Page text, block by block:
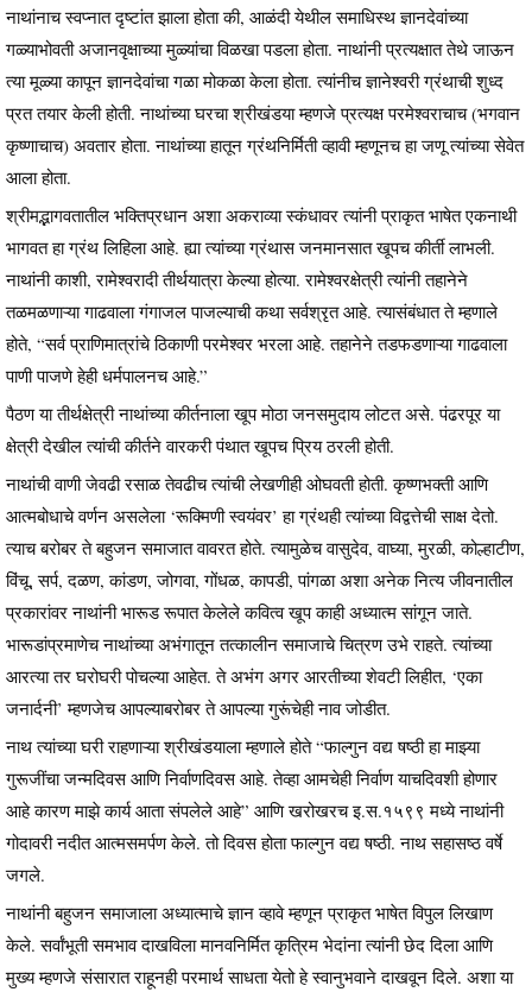
नाथांनाच स्वप्नात दृष्टांत झाला होता की, आळंदी येथील समाधिस्थ ज्ञानदेवांच्या
गळ्याभोवती अजानवृक्षाच्या मुळ्यांचा विळखा पडला होता. नाथांनी प्रत्यक्षात तेथे जाऊन
त्या मूळ्या कापून ज्ञानदेवांचा गळा मोकळा केला होता. त्यांनीच ज्ञानेश्वरी ग्रंथाची शुध्द
प्रत तयार केली होती. नाथांच्या घरचा श्रीखंडया म्हणजे प्रत्यक्ष परमेश्वराचाच (भगवान
कृष्णाचाच) अवतार होता. नाथांच्या हातून ग्रंथनिर्मिती व्हावी म्हणूनच हा जणू त्यांच्या सेवेत
आला होता.
श्रीमद्भागवतातील भक्तिप्रधान अशा अकराव्या स्कंधावर त्यांनी प्राकृत भाषेत एकनाथी
भागवत हा ग्रंथ लिहिला आहे. ह्या त्यांच्या ग्रंथास जनमानसात खूपच कीर्ती लाभली.
नाथांनी काशी, रामेश्वरादी तीर्थयात्रा केल्या होत्या. रामेश्वरक्षेत्री त्यांनी तहानेने
तळमळणाऱ्या गाढवाला गंगाजल पाजल्याची कथा सर्वश्रृत आहे. त्यासंबंधात ते म्हणाले
होते, “सर्व प्राणिमात्रांचे ठिकाणी परमेश्वर भरला आहे. तहानेने तडफडणाऱ्या गाढवाला
पाणी पाजणे हेही धर्मपालनच आहे.”
पैठण या तीर्थक्षेत्री नाथांच्या कीर्तनाला खूप मोठा जनसमुदाय लोटत असे. पंढरपूर या
क्षेत्री देखील त्यांची कीर्तने वारकरी पंथात खूपच प्रिय ठरली होती.
नाथांची वाणी जेवढी रसाळ तेवढीच त्यांची लेखणीही ओघवती होती. कृष्णभक्ती आणि
आत्मबोधाचे वर्णन असलेला ‘रूक्मिणी स्वयंवर’ हा ग्रंथही त्यांच्या विद्वत्तेची साक्ष देतो.
त्याच बरोबर ते बहुजन समाजात वावरत होते. त्यामुळेच वासुदेव, वाघ्या, मुरळी, कोल्हाटीण,
विंचू, सर्प, दळण, कांडण, जोगवा, गोंधळ, कापडी, पांगळा अशा अनेक नित्य जीवनातील
प्रकारांवर नाथांनी भारूड रूपात केलेले कवित्व खूप काही अध्यात्म सांगून जाते.
भारूडांप्रमाणेच नाथांच्या अभंगातून तत्कालीन समाजाचे चित्रण उभे राहते. त्यांच्या
आरत्या तर घरोघरी पोचल्या आहेत. ते अभंग अगर आरतीच्या शेवटी लिहीत, ‘एका
जनार्दनी’ म्हणजेच आपल्याबरोबर ते आपल्या गुरूंचेही नाव जोडीत.
नाथ त्यांच्या घरी राहणाऱ्या श्रीखंडयाला म्हणाले होते “फाल्गुन वद्य षष्ठी हा माझ्या
गुरूजींचा जन्मदिवस आणि निर्वाणदिवस आहे. तेव्हा आमचेही निर्वाण याचदिवशी होणार
आहे कारण माझे कार्य आता संपलेले आहे” आणि खरोखरच इ.स.१५९९ मध्ये नाथांनी
गोदावरी नदीत आत्मसमर्पण केले. तो दिवस होता फाल्गुन वद्य षष्ठी. नाथ सहासष्ठ वर्षे
जगले.
नाथांनी बहुजन समाजाला अध्यात्माचे ज्ञान व्हावे म्हणून प्राकृत भाषेत विपुल लिखाण
केले. सर्वांभूती समभाव दाखविला मानवनिर्मित कृत्रिम भेदांना त्यांनी छेद दिला आणि
मुख्य म्हणजे संसारात राहूनही परमार्थ साधता येतो हे स्वानुभवाने दाखवून दिले. अशा या